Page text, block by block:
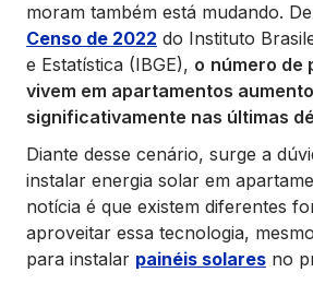
moram também está mudando.
Censo de 2022 do Instituto
e Estatística (IBGE), o número de
vivem em apartamentos
significativamente nas últimas
Diante desse cenário, surge a
instalar energia solar em
notícia é que existem diferentes
aproveitar essa tecnologia,
para instalar painéis solares no